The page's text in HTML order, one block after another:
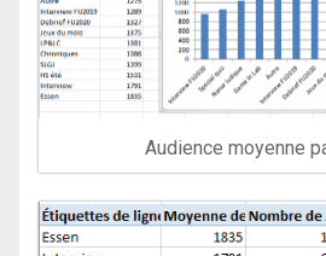
Audience moyenne